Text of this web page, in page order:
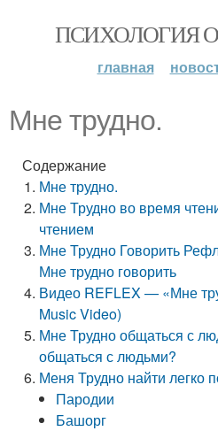
ПСИХОЛОГИЯ
главная
Мне трудно.
Содержание
Мне трудно.
Мне Трудно во время
чтением
Мне Трудно Говорить
Мне трудно говорить
Видео REFLEX — «Мне
Music Video)
Мне Трудно общаться с
общаться с людьми?
Меня Трудно найти легко
Пародии
Башорг